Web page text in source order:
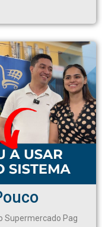
Supermercado Pag